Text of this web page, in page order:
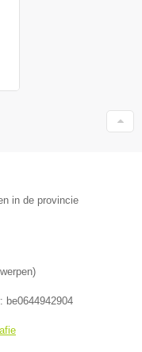
in de provincie
)
be0644942904